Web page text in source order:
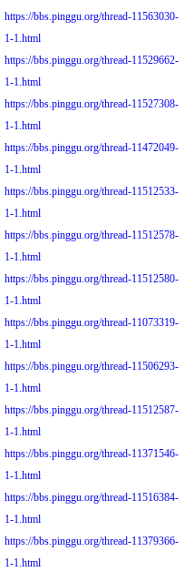
https://bbs.pinggu.org/thread-11563030-
1-1.html
https://bbs.pinggu.org/thread-11529662-
1-1.html
https://bbs.pinggu.org/thread-11527308-
1-1.html
https://bbs.pinggu.org/thread-11472049-
1-1.html
https://bbs.pinggu.org/thread-11512533-
1-1.html
https://bbs.pinggu.org/thread-11512578-
1-1.html
https://bbs.pinggu.org/thread-11512580-
1-1.html
https://bbs.pinggu.org/thread-11073319-
1-1.html
https://bbs.pinggu.org/thread-11506293-
1-1.html
https://bbs.pinggu.org/thread-11512587-
1-1.html
https://bbs.pinggu.org/thread-11371546-
1-1.html
https://bbs.pinggu.org/thread-11516384-
1-1.html
https://bbs.pinggu.org/thread-11379366-
1-1.html